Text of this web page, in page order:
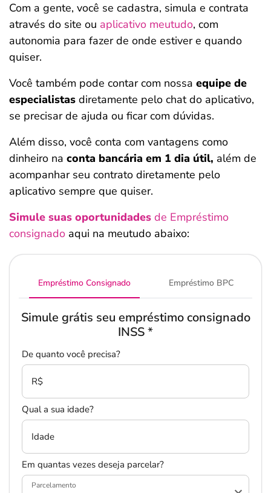
Com a gente, você se cadastra, simula e contrata
através do site ou aplicativo meutudo, com
autonomia para fazer de onde estiver e quando
quiser.
Você também pode contar com nossa equipe de
especialistas diretamente pelo chat do aplicativo,
se precisar de ajuda ou ficar com dúvidas.
Além disso, você conta com vantagens como
dinheiro na conta bancária em 1 dia útil, além de
acompanhar seu contrato diretamente pelo
aplicativo sempre que quiser.
Simule suas oportunidades de Empréstimo
consignado aqui na meutudo abaixo:
Empréstimo Consignado Empréstimo BPC
Simule grátis seu empréstimo consignado
INSS*
De quanto você precisa?
R$
Qual a sua idade?
Idade
Em quantas vezes deseja parcelar?
Parcelamento